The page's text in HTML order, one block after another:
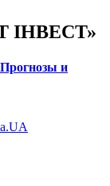
ІНВЕСТ»
и